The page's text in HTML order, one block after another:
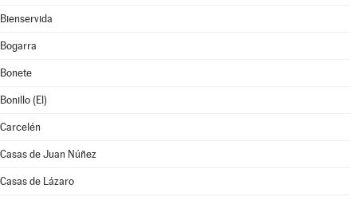
Bienservida
Bogarra
Bonete
Bonillo (El)
Carcelén
Casas de Juan Núñez
Casas de Lázaro